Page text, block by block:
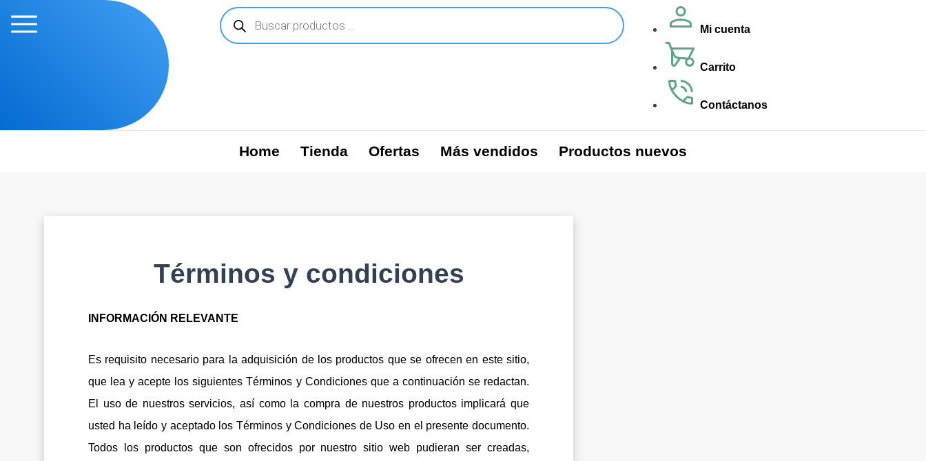
Búsqueda
de
productos
Mi cuenta
Carrito
Contáctanos
Home Tienda Ofertas Más vendidos Productos nuevos
Términos y condiciones
INFORMACIÓN RELEVANTE
Es requisito necesario para la adquisición de los productos que se ofrecen en este sitio,
que lea y acepte los siguientes Términos y Condiciones que a continuación se redactan.
El uso de nuestros servicios, así como la compra de nuestros productos implicará que
usted ha leído y aceptado los Términos y Condiciones de Uso en el presente documento.
Todos los productos que son ofrecidos por nuestro sitio web pudieran ser creadas,